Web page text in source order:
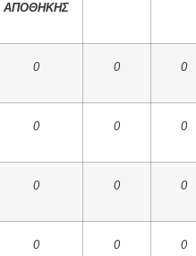
ΑΠΟΘΗΚΗΣ
0 0 0
0 0 0
0 0 0
0 0 0